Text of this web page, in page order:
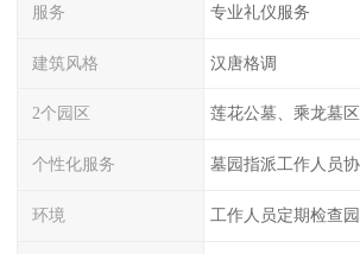
服务 专业礼仪服务
建筑风格 汉唐格调
2个园区 莲花公墓、乘龙墓区
个性化服务
环境